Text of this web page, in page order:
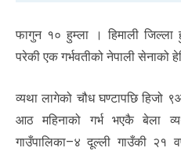
फागुन १० हुम्ला । हिमाली जिल्ला
परेकी एक गर्भवतीको नेपाली सेनाको
व्यथा लागेको चौध घण्टापछि हिजो
आठ महिनाको गर्भ भएकै बेला
गाउँपालिका–४ दूल्ली गाउँकी २१